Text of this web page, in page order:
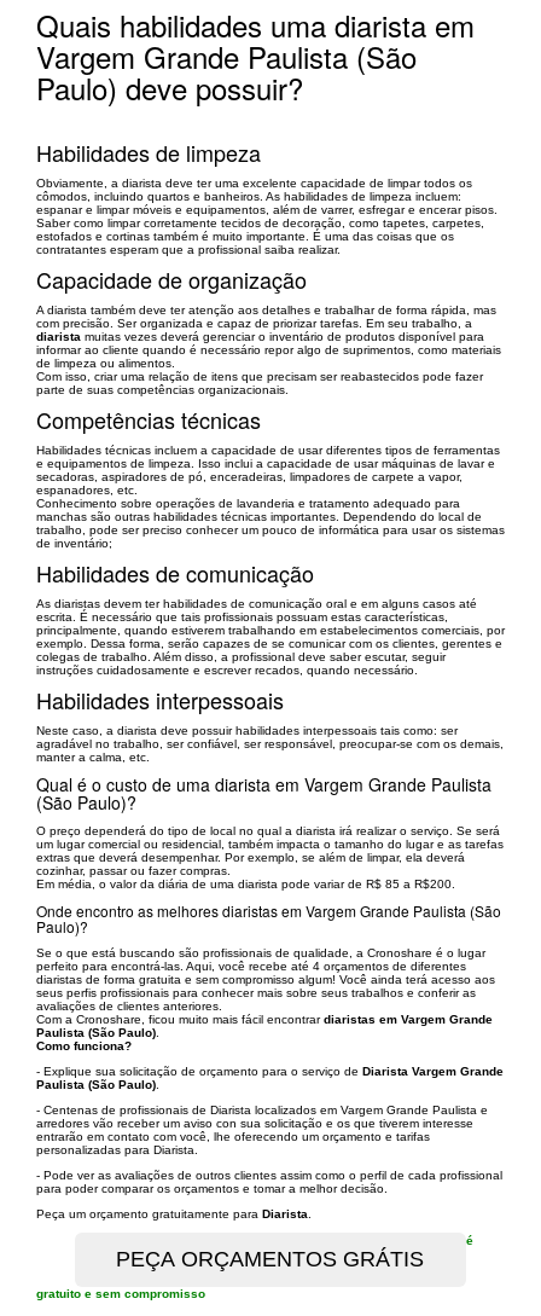
Quais habilidades uma diarista em
Vargem Grande Paulista (São
Paulo) deve possuir?
Habilidades de limpeza
Obviamente, a diarista deve ter uma excelente capacidade de limpar todos os
cômodos, incluindo quartos e banheiros. As habilidades de limpeza incluem:
espanar e limpar móveis e equipamentos, além de varrer, esfregar e encerar pisos.
Saber como limpar corretamente tecidos de decoração, como tapetes, carpetes,
estofados e cortinas também é muito importante. É uma das coisas que os
contratantes esperam que a profissional saiba realizar.
Capacidade de organização
A diarista também deve ter atenção aos detalhes e trabalhar de forma rápida, mas
com precisão. Ser organizada e capaz de priorizar tarefas. Em seu trabalho, a
diarista muitas vezes deverá gerenciar o inventário de produtos disponível para
informar ao cliente quando é necessário repor algo de suprimentos, como materiais
de limpeza ou alimentos.
Com isso, criar uma relação de itens que precisam ser reabastecidos pode fazer
parte de suas competências organizacionais.
Competências técnicas
Habilidades técnicas incluem a capacidade de usar diferentes tipos de ferramentas
e equipamentos de limpeza. Isso inclui a capacidade de usar máquinas de lavar e
secadoras, aspiradores de pó, enceradeiras, limpadores de carpete a vapor,
espanadores, etc.
Conhecimento sobre operações de lavanderia e tratamento adequado para
manchas são outras habilidades técnicas importantes. Dependendo do local de
trabalho, pode ser preciso conhecer um pouco de informática para usar os sistemas
de inventário;
Habilidades de comunicação
As diaristas devem ter habilidades de comunicação oral e em alguns casos até
escrita. É necessário que tais profissionais possuam estas características,
principalmente, quando estiverem trabalhando em estabelecimentos comerciais, por
exemplo. Dessa forma, serão capazes de se comunicar com os clientes, gerentes e
colegas de trabalho. Além disso, a profissional deve saber escutar, seguir
instruções cuidadosamente e escrever recados, quando necessário.
Habilidades interpessoais
Neste caso, a diarista deve possuir habilidades interpessoais tais como: ser
agradável no trabalho, ser confiável, ser responsável, preocupar-se com os demais,
manter a calma, etc.
Qual é o custo de uma diarista em Vargem Grande Paulista
(São Paulo)?
O preço dependerá do tipo de local no qual a diarista irá realizar o serviço. Se será
um lugar comercial ou residencial, também impacta o tamanho do lugar e as tarefas
extras que deverá desempenhar. Por exemplo, se além de limpar, ela deverá
cozinhar, passar ou fazer compras.
Em média, o valor da diária de uma diarista pode variar de R$ 85 a R$200.
Onde encontro as melhores diaristas em Vargem Grande Paulista (São
Paulo)?
Se o que está buscando são profissionais de qualidade, a Cronoshare é o lugar
perfeito para encontrá-las. Aqui, você recebe até 4 orçamentos de diferentes
diaristas de forma gratuita e sem compromisso algum! Você ainda terá acesso aos
seus perfis profissionais para conhecer mais sobre seus trabalhos e conferir as
avaliações de clientes anteriores.
Com a Cronoshare, ficou muito mais fácil encontrardiaristas em Vargem Grande
Paulista (São Paulo)
Como funciona?
- Explique sua solicitação de orçamento para o serviço de Diarista Vargem Grande
Paulista (São Paulo)
- Centenas de profissionais de Diarista localizados em Vargem Grande Paulista e
arredores vão receber um aviso con sua solicitação e os que tiverem interesse
entrarão em contato com você, lhe oferecendo um orçamento e tarifas
personalizadas para Diarista.
- Pode ver as avaliações de outros clientes assim como o perfil de cada profissional
para poder comparar os orçamentos e tomar a melhor decisão.
Peça um orçamento gratuitamente para Diarista
é
gratuito e sem compromisso